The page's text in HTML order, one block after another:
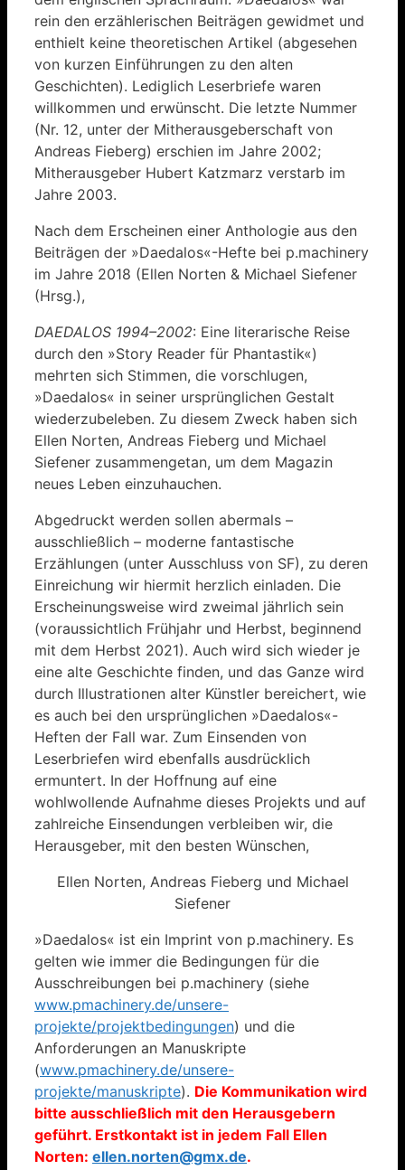
rein den erzählerischen Beiträgen gewidmet und
enthielt keine theoretischen Artikel (abgesehen
von kurzen Einführungen zu den alten
Geschichten). Lediglich Leserbriefe waren
willkommen und erwünscht. Die letzte Nummer
(Nr. 12, unter der Mitherausgeberschaft von
Andreas Fieberg) erschien im Jahre 2002;
Mitherausgeber Hubert Katzmarz verstarb im
Jahre 2003.
Nach dem Erscheinen einer Anthologie aus den
Beiträgen der »Daedalos«-Hefte bei p.machinery
im Jahre 2018 (Ellen Norten & Michael Siefener
(Hrsg.),
DAEDALOS 1994–2002: Eine literarische Reise
durch den »Story Reader für Phantastik«)
mehrten sich Stimmen, die vorschlugen,
»Daedalos« in seiner ursprünglichen Gestalt
wiederzubeleben. Zu diesem Zweck haben sich
Ellen Norten, Andreas Fieberg und Michael
Siefener zusammengetan, um dem Magazin
neues Leben einzuhauchen.
Abgedruckt werden sollen abermals –
ausschließlich – moderne fantastische
Erzählungen (unter Ausschluss von SF), zu deren
Einreichung wir hiermit herzlich einladen. Die
Erscheinungsweise wird zweimal jährlich sein
(voraussichtlich Frühjahr und Herbst, beginnend
mit dem Herbst 2021). Auch wird sich wieder je
eine alte Geschichte finden, und das Ganze wird
durch Illustrationen alter Künstler bereichert, wie
es auch bei den ursprünglichen »Daedalos«-
Heften der Fall war. Zum Einsenden von
Leserbriefen wird ebenfalls ausdrücklich
ermuntert. In der Hoffnung auf eine
wohlwollende Aufnahme dieses Projekts und auf
zahlreiche Einsendungen verbleiben wir, die
Herausgeber, mit den besten Wünschen,
Ellen Norten, Andreas Fieberg und Michael
Siefener
»Daedalos« ist ein Imprint von p.machinery. Es
gelten wie immer die Bedingungen für die
Ausschreibungen bei p.machinery (siehe
www.pmachinery.de/unsere-
projekte/projektbedingungen) und die
Anforderungen an Manuskripte
(www.pmachinery.de/unsere-
projekte/manuskripte). Die Kommunikation wird
bitte ausschließlich mit den Herausgebern
geführt. Erstkontakt ist in jedem Fall Ellen
Norten: ellen.norten@gmx.de.